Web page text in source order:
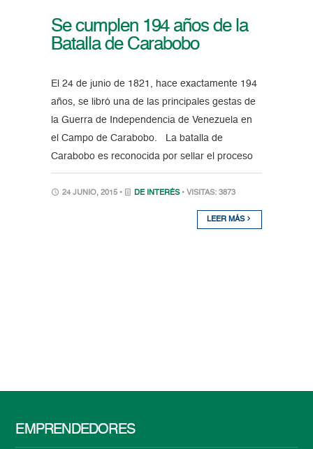
Se cumplen 194 años de la
Batalla de Carabobo
El 24 de junio de 1821, hace exactamente 194
años, se libró una de las principales gestas de
la Guerra de Independencia de Venezuela en
el Campo de Carabobo. La batalla de
Carabobo es reconocida por sellar el proceso
24 JUNIO, 2015 • DE INTERÉS • VISITAS: 3873
LEER MÁS
EMPRENDEDORES